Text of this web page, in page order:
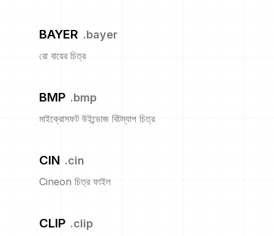
BAYER .bayer
রো বায়ের চিত্র
BMP .bmp
মাইক্রোসফট উইন্ডোজ বিটম্যাপ চিত্র
CIN .cin
Cineon চিত্র ফাইল
CLIP .clip